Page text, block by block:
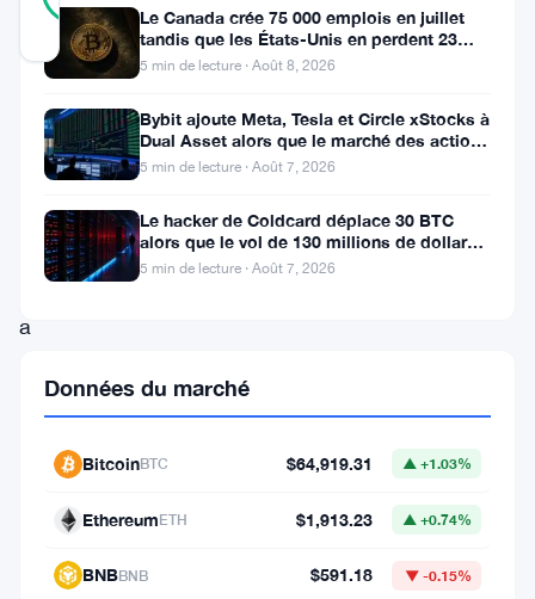
RÉEL
Mis à jour 10 mois il y a
Cette
semaine,
marché
des
cryptomonnaies
a
une
importante
avec
baisse
Le Canada crée 75 000 emplois en juillet
tandis que les États-Unis en perdent 23
000, Bitcoin reste à 65K
5 min de lecture · Août 8, 2026
Bybit ajoute Meta, Tesla et Circle xStocks à
Dual Asset alors que le marché des actions
tokenisées atteint
5 min de lecture · Août 7, 2026
Le hacker de Coldcard déplace 30 BTC
alors que le vol de 130 millions de dollars
entre dans une nouvelle phase
5 min de lecture · Août 7, 2026
Données du marché
BitcoinBTC $64,919.31 ▲ +1.03%
EthereumETH $1,913.23 ▲ +0.74%
BNBBNB $591.18 ▼ -0.15%